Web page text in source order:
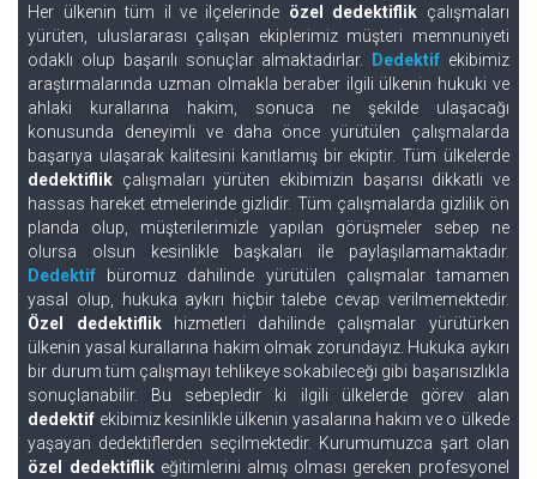
Her ülkenin tüm il ve ilçelerinde özel dedektiflik çalışmaları
yürüten, uluslararası çalışan ekiplerimiz müşteri memnuniyeti
odaklı olup başarılı sonuçlar almaktadırlar. Dedektifekibimiz
araştırmalarında uzman olmakla beraber ilgili ülkenin hukuki ve
ahlaki kurallarına hakim, sonuca ne şekilde ulaşacağı
konusunda deneyimli ve daha önce yürütülen çalışmalarda
başarıya ulaşarak kalitesini kanıtlamış bir ekiptir. Tüm ülkelerde
dedektiflik çalışmaları yürüten ekibimizin başarısı dikkatli ve
hassas hareket etmelerinde gizlidir. Tüm çalışmalarda gizlilik ön
planda olup, müşterilerimizle yapılan görüşmeler sebep ne
olursa olsun kesinlikle başkaları ile paylaşılamamaktadır.
Dedektif büromuz dahilinde yürütülen çalışmalar tamamen
yasal olup, hukuka aykırı hiçbir talebe cevap verilmemektedir.
Özel dedektiflikhizmetleri dahilinde çalışmalar yürütürken
ülkenin yasal kurallarına hakim olmak zorundayız. Hukuka aykırı
bir durum tüm çalışmayı tehlikeye sokabileceği gibi başarısızlıkla
sonuçlanabilir. Bu sebepledir ki ilgili ülkelerde görev alan
dedektif ekibimiz kesinlikle ülkenin yasalarına hakim ve o ülkede
yaşayan dedektiflerden seçilmektedir. Kurumumuzca şart olan
özel dedektiflikeğitimlerini almış olması gereken profesyonel